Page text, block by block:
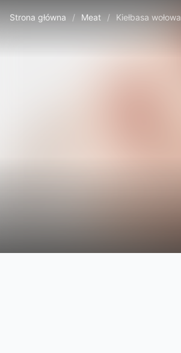
Strona główna / Meat / Kiełbasa wołowa